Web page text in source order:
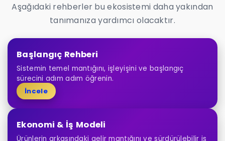
Aşağıdaki rehberler bu ekosistemi daha yakından
tanımanıza yardımcı olacaktır.
Başlangıç Rehberi
Sistemin temel mantığını, işleyişini ve başlangıç
sürecini adım adım öğrenin.
İncele
Ekonomi & İş Modeli
Ürünlerin arkasındaki gelir mantığını ve sürdürülebilir iş